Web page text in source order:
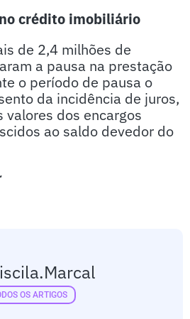
crédito imobiliário
de 2,4 milhões de
a pausa na prestação
o período de pausa o
da incidência de juros,
valores dos encargos
ao saldo devedor do
OS ARTIGOS